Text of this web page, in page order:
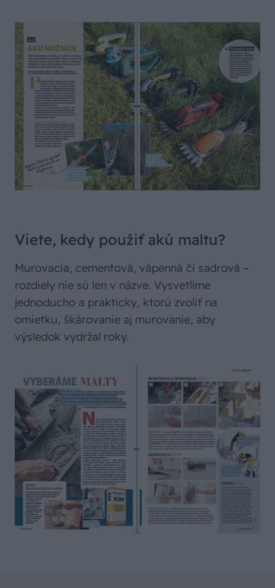
Viete, kedy použiť akú maltu?
Murovacia, cementová, vápenná či sadrová –
rozdiely nie sú len v názve. Vysvetlíme
jednoducho a prakticky, ktorú zvoliť na
omietku, škárovanie aj murovanie, aby
výsledok vydržal roky.